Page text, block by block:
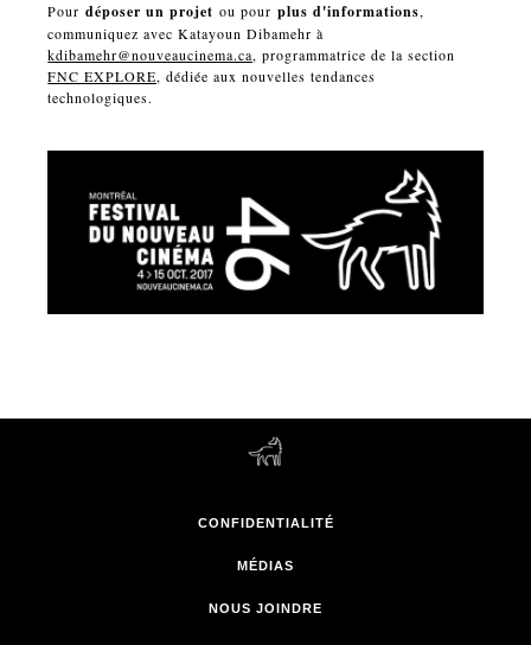
Pourdéposer un projet ou pourplus d'informations,
communiquez avec Katayoun Dibamehr à
kdibamehr@nouveaucinema.ca, programmatrice de la section
FNC EXPLORE, dédiée aux nouvelles tendances
technologiques.
CONFIDENTIALITÉ
MÉDIAS
NOUS JOINDRE